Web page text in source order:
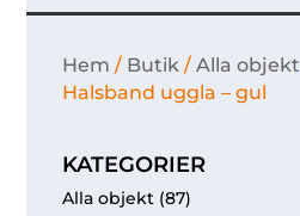
mängd
Hem / Butik /Alla objekt
Halsband uggla – gul
KATEGORIER
Alla objekt (87)